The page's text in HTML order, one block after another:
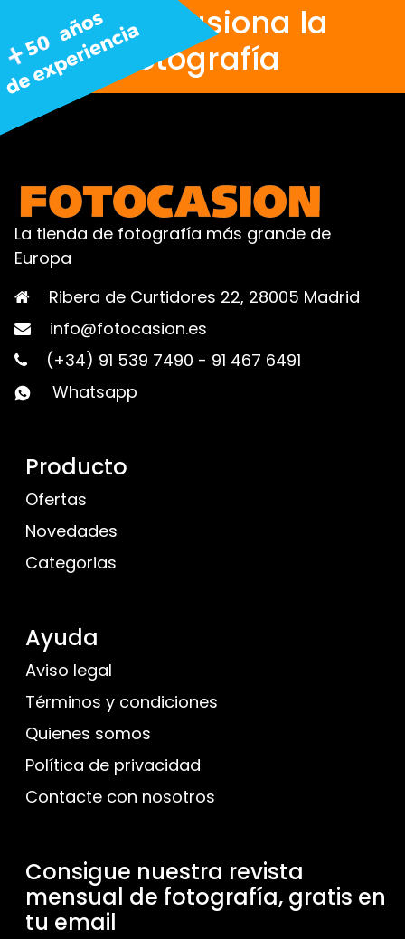
Nos apasiona la
fotografía
La tienda de fotografía más grande de
Europa
Ribera de Curtidores 22, 28005 Madrid
info@fotocasion.es
(+34) 91 539 7490 - 91 467 6491
Whatsapp
Producto
Ofertas
Novedades
Categorias
Ayuda
Aviso legal
Términos y condiciones
Quienes somos
Política de privacidad
Contacte con nosotros
Consigue nuestra revista
mensual de fotografía, gratis en
tu email